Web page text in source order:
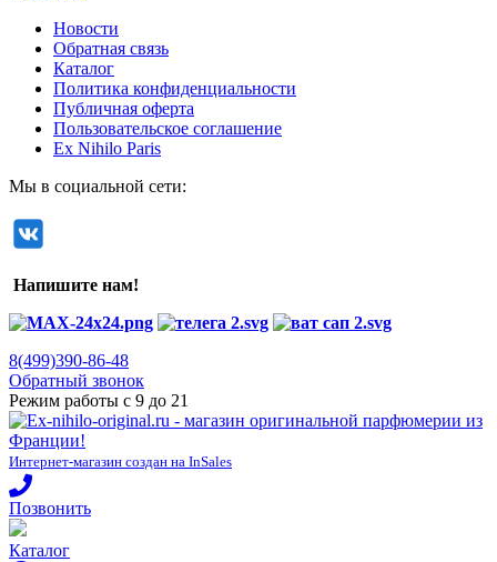
Новости
Обратная связь
Каталог
Политика конфиденциальности
Публичная оферта
Пользовательское соглашение
Ex Nihilo Paris
Мы в социальной сети:
Напишите нам!
8(499)390-86-48
Обратный звонок
Режим работы с 9 до 21
Интернет-магазин создан на InSales
Позвонить
Каталог